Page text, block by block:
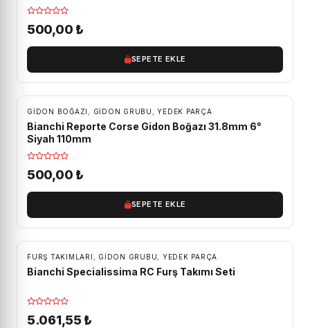
500,00 ₺
SEPETE EKLE
GIDON BOĞAZI GIDON GRUBU ,YEDEK PARÇA
Bianchi Reporte Corse Gidon Boğazı 31.8mm 6°
Siyah 110mm
500,00 ₺
SEPETE EKLE
FURŞ TAKIMLARI GIDON GRUBU YEDEK PARÇA
Bianchi Specialissima RC Furş Takımı Seti
5.061,55 ₺